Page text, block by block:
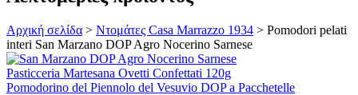
Αρχική σελίδα > Ντομάτες Casa Marrazzo 1934 > Pomodori pelati
interi San Marzano DOP Agro Nocerino Sarnese
Pasticceria Martesana Ovetti Confettati 120g
Pomodorino del Piennolo del Vesuvio DOP a Pacchetelle